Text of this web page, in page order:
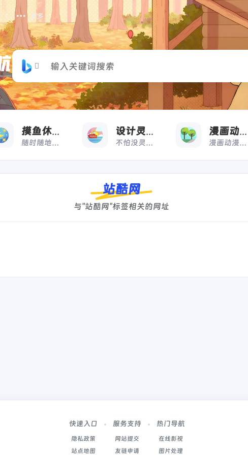
更多
摸鱼休闲
随时随地，想摸就摸
设计灵感
不怕没灵感，来借鉴
漫画动漫
漫画动漫一键直达
站酷网
与"站酷网"标签相关的网址
快速入口
隐私政策
站点地图
服务支持
网站提交
友链申请
热门导航
在线影视
图片处理